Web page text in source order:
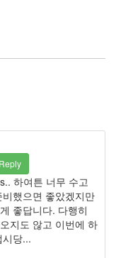
Reply
하여튼 너무 수고
했으면 좋았겠지만
좋답니다. 다행히
지도 않고 이번에 하
당...